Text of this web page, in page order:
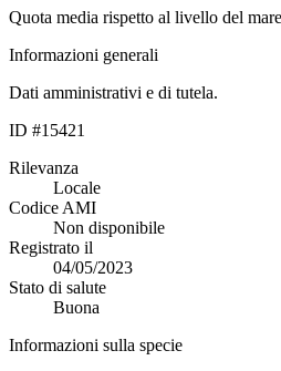
Quota media rispetto al livello del
Informazioni generali
Dati amministrativi e di tutela.
ID #15421
Rilevanza
Locale
Codice AMI
Non disponibile
Registrato il
04/05/2023
Stato di salute
Buona
Informazioni sulla specie